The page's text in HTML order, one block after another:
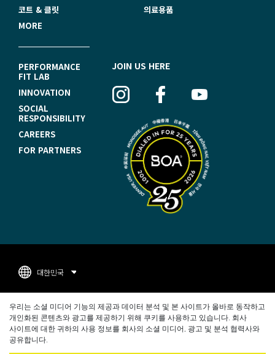
코트 & 클릿
의료용품
MORE
F
O
O
T
E
I
G
A
T
I
PERFORMANCE
FIT LAB
INNOVATION
SOCIAL
RESPONSIBILITY
CAREERS
FOR PARTNERS
JOIN US HERE
F
O
O
지적재산권
개인정보 보호정책
대한민국
우리는 소셜 미디어 기능의 제공과 데이터 분석 및 본 사이트가 올바로 동작하고
개인화된 콘텐츠와 광고를 제공하기 위해 쿠키를 사용하고 있습니다. 회사
사이트에 대한 귀하의 사용 정보를 회사의 소셜 미디어, 광고 및 분석 협력사와
공유합니다.